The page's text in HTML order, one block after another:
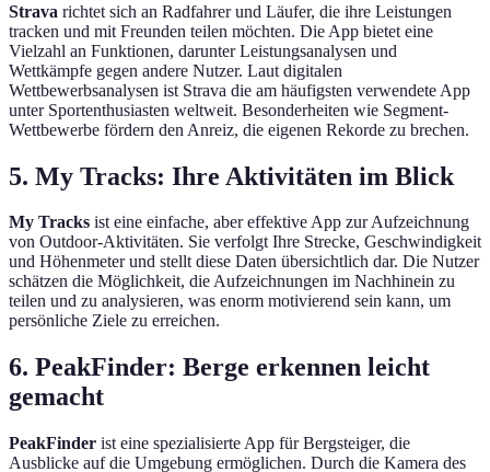
Strava richtet sich an Radfahrer und Läufer, die ihre Leistungen
tracken und mit Freunden teilen möchten. Die App bietet eine
Vielzahl an Funktionen, darunter Leistungsanalysen und
Wettkämpfe gegen andere Nutzer. Laut digitalen
Wettbewerbsanalysen ist Strava die am häufigsten verwendete App
unter Sportenthusiasten weltweit. Besonderheiten wie Segment-
Wettbewerbe fördern den Anreiz, die eigenen Rekorde zu brechen.
5. My Tracks: Ihre Aktivitäten im Blick
My Tracks ist eine einfache, aber effektive App zur Aufzeichnung
von Outdoor-Aktivitäten. Sie verfolgt Ihre Strecke, Geschwindigkeit
und Höhenmeter und stellt diese Daten übersichtlich dar. Die Nutzer
schätzen die Möglichkeit, die Aufzeichnungen im Nachhinein zu
teilen und zu analysieren, was enorm motivierend sein kann, um
persönliche Ziele zu erreichen.
6. PeakFinder: Berge erkennen leicht
gemacht
PeakFinder ist eine spezialisierte App für Bergsteiger, die
Ausblicke auf die Umgebung ermöglichen. Durch die Kamera des